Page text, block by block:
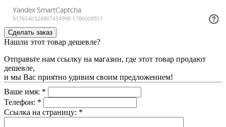
Нашли этот товар дешевле?
Отправьте нам ссылку на магазин, где этот товар продают
дешевле,
и мы Вас приятно удивим своим предложением!
Ваше имя: *
Телефон: *
Ссылка на страницу: *